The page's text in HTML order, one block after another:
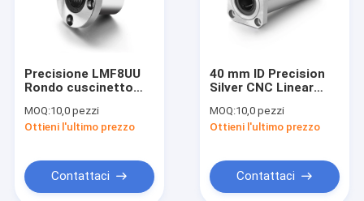
Su di noi
Contattaci
Chiedi un preventivo
Precisione LMF8UU
Rondo cuscinetto
PA66
MOQ:10,0 pezzi
Ottieni l'ultimo prezzo
Contattaci
40 mm ID Precision
Silver CNC Linear
Cuscinetto
LMWK40LUU
MOQ:10,0 pezzi
Ottieni l'ultimo prezzo
Contattaci